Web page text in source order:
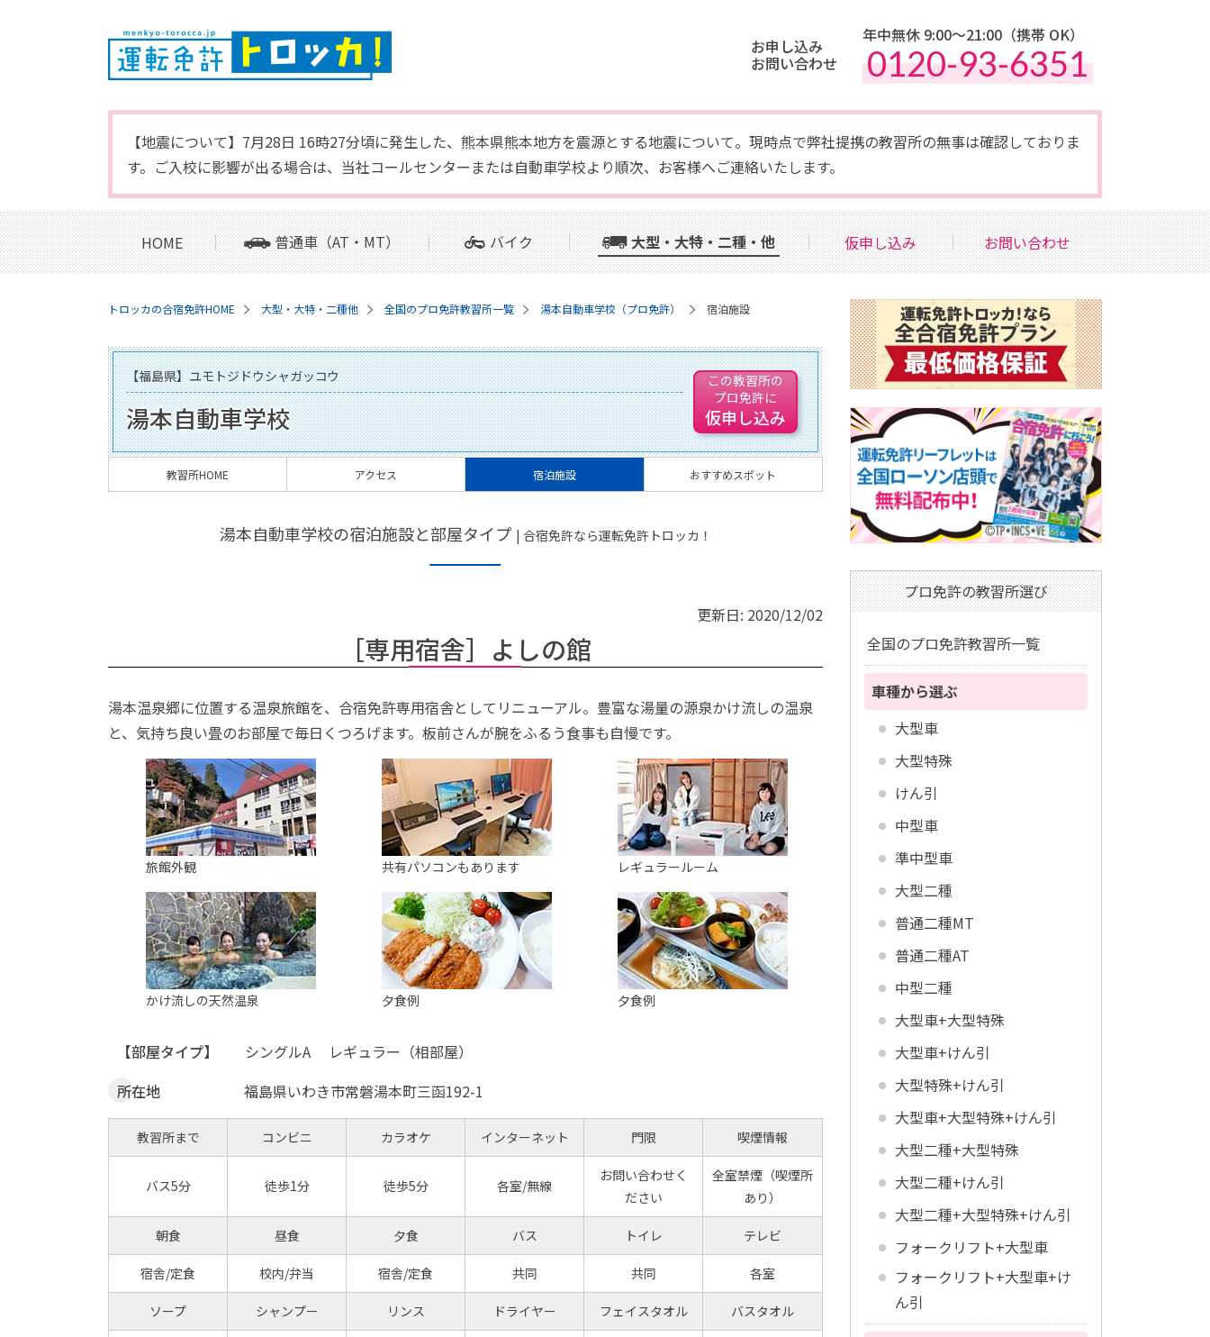
お申し込み
お問い合わせ
年中無休 9:00〜21:00（携帯 OK）
0120-93-6351
【地震について】7月28日 16時27分頃に発生した、熊本県熊本地方を震源とする地震について。現時点で弊社提携の教習所の無事は確認しておりま
す。ご入校に影響が出る場合は、当社コールセンターまたは自動車学校より順次、お客様へご連絡いたします。
HOME 普通車（AT・MT） バイク 大型・大特・二種・他 仮申し込み お問い合わせ
トロッカの合宿免許HOME 大型・大特・二種他 全国のプロ免許教習所一覧 湯本自動車学校（プロ免許） 宿泊施設
【福島県】ユモトジドウシャガッコウ
湯本自動車学校
この教習所の
プロ免許に
仮申し込み
教習所HOME アクセス 宿泊施設 おすすめスポット
湯本自動車学校の宿泊施設と部屋タイプ | 合宿免許なら運転免許トロッカ！
更新日: 2020/12/02
［専用宿舎］よしの館
湯本温泉郷に位置する温泉旅館を、合宿免許専用宿舎としてリニューアル。豊富な湯量の源泉かけ流しの温泉
と、気持ち良い畳のお部屋で毎日くつろげます。板前さんが腕をふるう食事も自慢です。
旅館外観 共有パソコンもあります レギュラールーム
かけ流しの天然温泉 夕食例 夕食例
【部屋タイプ】 シングルA
レギュラー（相部屋）
所在地
福島県いわき市常磐湯本町三函192-1
教習所まで コンビニ カラオケ インターネット 門限 喫煙情報
バス5分 徒歩1分 徒歩5分 各室/無線
お問い合わせく
ださい
全室禁煙（喫煙所
あり）
朝食 昼食 夕食 バス トイレ テレビ
宿舎/定食 校内/弁当 宿舎/定食 共同 共同 各室
ソープ シャンプー リンス ドライヤー フェイスタオル バスタオル
プロ免許の教習所選び
全国のプロ免許教習所一覧
車種から選ぶ
大型車
大型特殊
けん引
中型車
準中型車
大型二種
普通二種MT
普通二種AT
中型二種
大型車+大型特殊
大型車+けん引
大型特殊+けん引
大型車+大型特殊+けん引
大型二種+大型特殊
大型二種+けん引
大型二種+大型特殊+けん引
フォークリフト+大型車
フォークリフト+大型車+け
ん引